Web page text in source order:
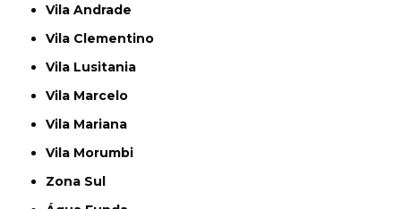
Vila Andrade
Vila Clementino
Vila Lusitania
Vila Marcelo
Vila Mariana
Vila Morumbi
Zona Sul